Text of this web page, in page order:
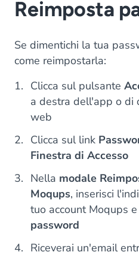
Reimposta
Se dimentichi la tua
come reimpostarla:
Clicca sul pulsante
a destra dell'app o di
web
Clicca sul link
Finestra di Accesso
Nella modale
Moqups, inserisci
tuo account Moqups e
password
Riceverai un'email